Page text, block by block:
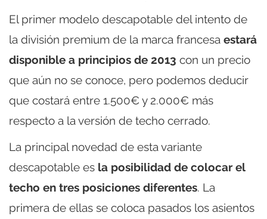
El primer modelo descapotable del intento de
la división premium de la marca francesa estará
disponible a principios de 2013 con un precio
que aún no se conoce, pero podemos deducir
que costará entre 1.500€ y 2.000€ más
respecto a la versión de techo cerrado.
La principal novedad de esta variante
descapotable es la posibilidad de colocar el
techo en tres posiciones diferentes. La
primera de ellas se coloca pasados los asientos